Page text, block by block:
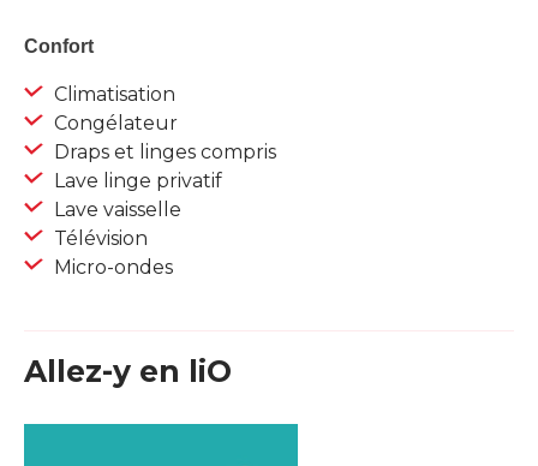
Confort
Climatisation
Congélateur
Draps et linges compris
Lave linge privatif
Lave vaisselle
Télévision
Micro-ondes
Allez-y en liO